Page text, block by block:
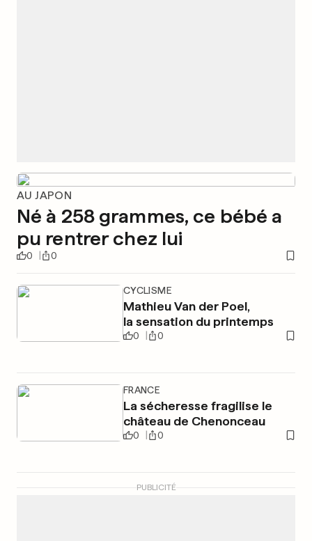
AU JAPON
Né à 258 grammes, ce bébé a
pu rentrer chez lui
0 0
CYCLISME
Mathieu Van der Poel,
la sensation du printemps
0 0
FRANCE
La sécheresse fragilise le
château de Chenonceau
0 0
PUBLICITÉ